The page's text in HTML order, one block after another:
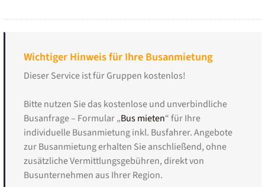
Wichtiger Hinweis für Ihre Busanmietung
Dieser Service ist für Gruppen kostenlos!
Bitte nutzen Sie das kostenlose und unverbindliche
Busanfrage – Formular „Bus mieten“ für Ihre
individuelle Busanmietung inkl. Busfahrer. Angebote
zur Busanmietung erhalten Sie anschließend, ohne
zusätzliche Vermittlungsgebühren, direkt von
Busunternehmen aus Ihrer Region.